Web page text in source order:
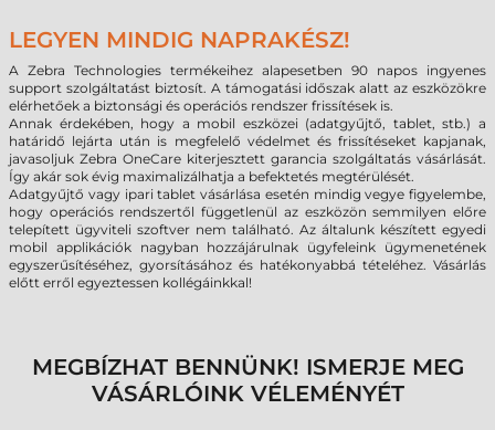
LEGYEN MINDIG NAPRAKÉSZ!
A Zebra Technologies termékeihez alapesetben 90 napos ingyenes
support szolgáltatást biztosít. A támogatási időszak alatt az eszközökre
elérhetőek a biztonsági és operációs rendszer frissítések is.
Annak érdekében, hogy a mobil eszközei (adatgyűjtő, tablet, stb.) a
határidő lejárta után is megfelelő védelmet és frissítéseket kapjanak,
javasoljuk Zebra OneCare kiterjesztett garancia szolgáltatás vásárlását.
Így akár sok évig maximalizálhatja a befektetés megtérülését.
Adatgyűjtő vagy ipari tablet vásárlása esetén mindig vegye figyelembe,
hogy operációs rendszertől függetlenül az eszközön semmilyen előre
telepített ügyviteli szoftver nem található. Az általunk készített egyedi
mobil applikációk nagyban hozzájárulnak ügyfeleink ügymenetének
egyszerűsítéséhez, gyorsításához és hatékonyabbá tételéhez. Vásárlás
előtt erről egyeztessen kollégáinkkal!
MEGBÍZHAT BENNÜNK! ISMERJE MEG
VÁSÁRLÓINK VÉLEMÉNYÉT